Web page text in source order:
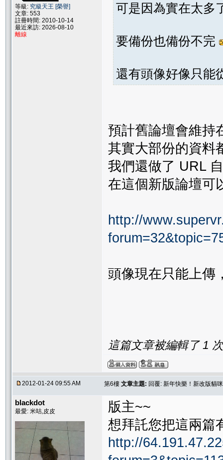
等級: 究級天王 [榮譽]
文章: 553
註冊時間: 2010-10-14
最近來訪: 2026-08-10
離線
可是因為實在太多
要備份也備份不完
還有頭像好像只能
預計舊論壇會維持
其實大部份的資料
我們還做了 URL
在這個新版論壇可
http://
頭像現在只能上傳
這篇文章被編輯了 1
2012-01-24 09:55 AM 第6樓 文章主題: 回覆: 新年快樂！新改版貓
blackdot
最愛: 米咕,皮皮
版主~~
想拜託您把這兩篇
http://